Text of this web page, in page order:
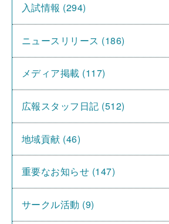
入試情報 (294)
ニュースリリース (186)
メディア掲載 (117)
広報スタッフ日記 (512)
地域貢献 (46)
重要なお知らせ (147)
サークル活動 (9)